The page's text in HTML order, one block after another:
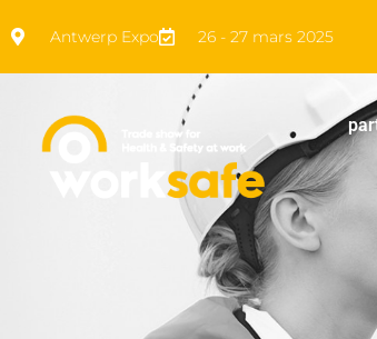
Antwerp Expo 26 - 27 mars 2025